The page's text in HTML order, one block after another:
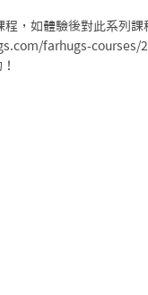
，如體驗後對此系列課
farhugs-courses/